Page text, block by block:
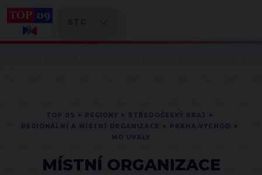
MÍSTNÍ ORGANIZACE